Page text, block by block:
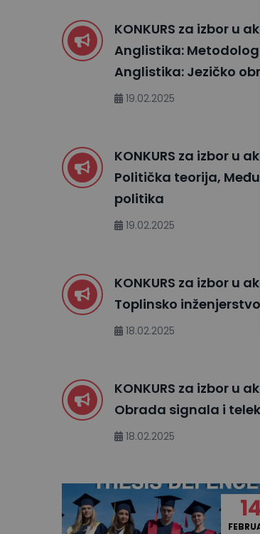
KONKURS za izbor u
Anglistika:
Anglistika: Jezičko
19.02.2025
KONKURS za izbor u
Politička teorija,
politika
19.02.2025
KONKURS za izbor u
Toplinsko inženjerstvo
18.02.2025
KONKURS za izbor u
Obrada signala i
18.02.2025